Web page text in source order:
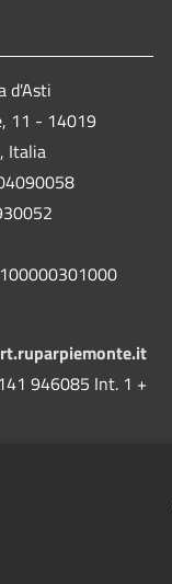
d'Asti
11 - 14019
Italia
946085 Int. 1 +